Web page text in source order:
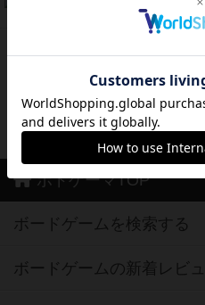
2件の投稿
※Android は、グーグル インコーポレイテッド
※Google Play とそのロゴは、Google Inc.の商
ボドゲーマTOP
ボードゲームを検索する
ボードゲームの新着レビ